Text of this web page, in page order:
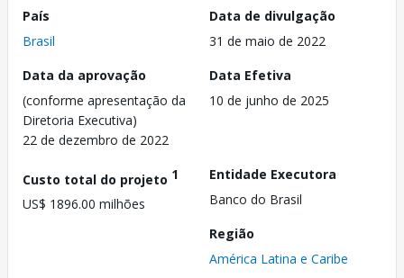
País
Brasil
Data de divulgação
31 de maio de 2022
Data da aprovação
(conforme apresentação da
Diretoria Executiva)
22 de dezembro de 2022
Data Efetiva
10 de junho de 2025
Custo total do projeto 1
US$ 1896.00 milhões
Entidade Executora
Banco do Brasil
Região
América Latina e Caribe